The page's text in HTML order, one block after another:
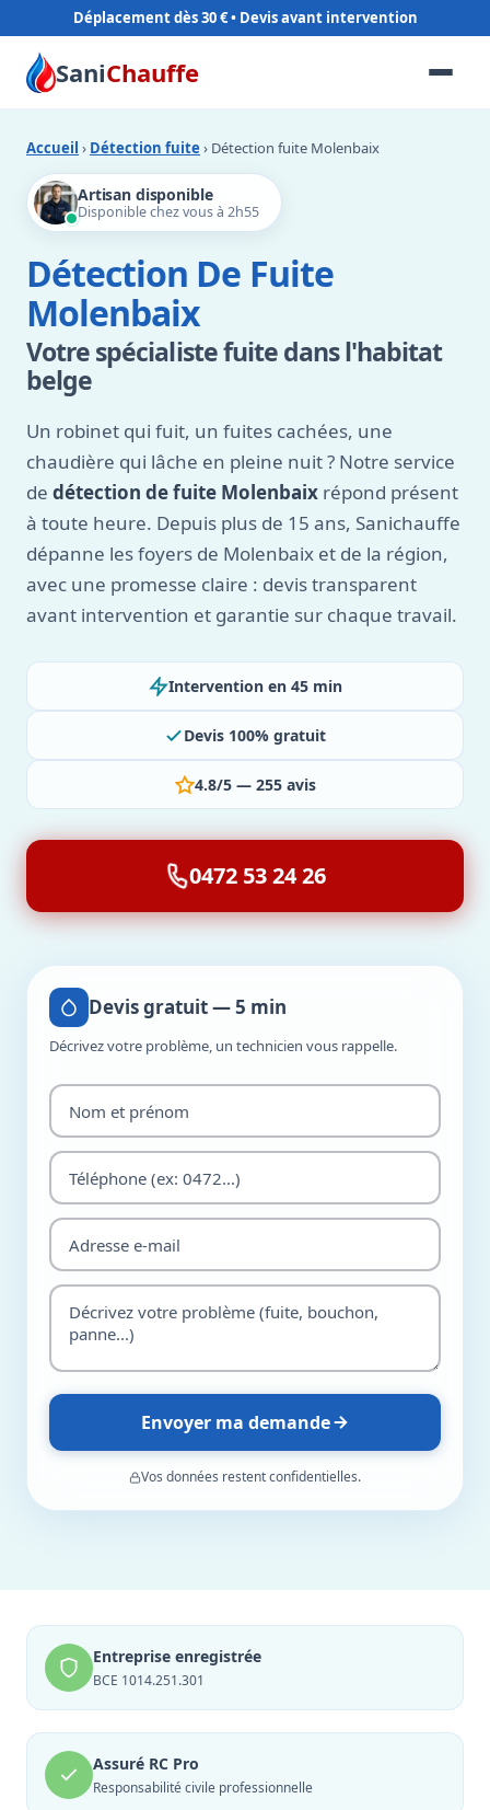
Déplacement dès 30 €
SaniChauffe
Accueil › Détection fuite › Détection fuite Molenbaix
Artisan disponible
Disponible chez vous à 2h55
Détection De Fuite
Molenbaix
Votre spécialiste fuite dans l'habitat
belge
Un robinet qui fuit, un fuites cachées, une
chaudière qui lâche en pleine nuit ? Notre service
de détection de fuite Molenbaix répond présent
à toute heure. Depuis plus de 15 ans, Sanichauffe
dépanne les foyers de Molenbaix et de la région,
avec une promesse claire : devis transparent
avant intervention et garantie sur chaque travail.
Intervention en 45 min
Devis 100% gratuit
4.8/5 — 255 avis
0472 53 24 26
Devis gratuit — 5 min
Décrivez votre problème, un technicien vous rappelle.
Envoyer ma demande
Vos données restent confidentielles.
Entreprise enregistrée
BCE 1014.251.301
Assuré RC Pro
Responsabilité civile professionnelle